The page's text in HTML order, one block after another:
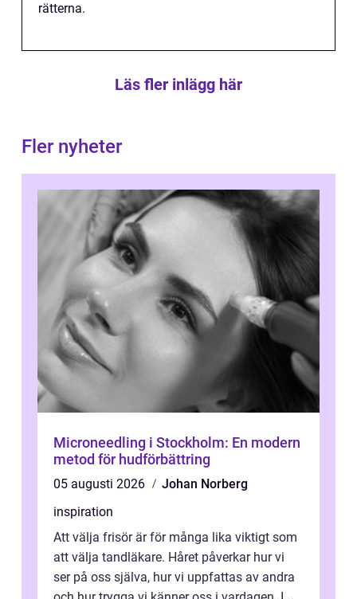
rätterna.
Läs fler inlägg här
Fler nyheter
Microneedling i Stockholm: En modern
metod för hudförbättring
05 augusti 2026
Johan Norberg
inspiration
Att välja frisör är för många lika viktigt som
att välja tandläkare. Håret påverkar hur vi
ser på oss själva, hur vi uppfattas av andra